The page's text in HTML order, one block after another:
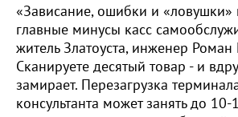
«Зависание, ошибки и «ловушки»
главные минусы касс
житель Златоуста, инженер
Сканируете десятый товар - и
замирает. Перезагрузка
консультанта может занять до 10-